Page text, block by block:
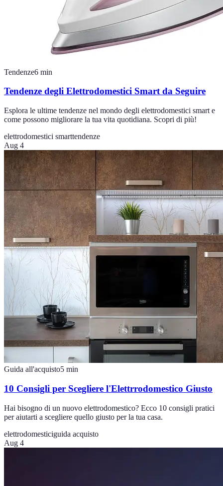
Tendenze6 min
Tendenze degli Elettrodomestici Smart da Seguire
Esplora le ultime tendenze nel mondo degli elettrodomestici smart e
come possono migliorare la tua vita quotidiana. Scopri di più!
elettrodomestici smarttendenze
Aug 4
Guida all'acquisto5 min
10 Consigli per Scegliere l'Elettrrodomestico Giusto
Hai bisogno di un nuovo elettrodomestico? Ecco 10 consigli pratici
per aiutarti a scegliere quello giusto per la tua casa.
elettrodomesticiguida acquisto
Aug 4